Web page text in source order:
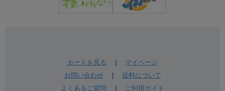
カートを見る
マイページ
お問い合わせ| 送料について
よくあるご質問
ご利用ガイド